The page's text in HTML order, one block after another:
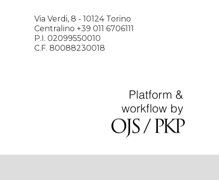
Via Verdi, 8 - 10124 Torino
Centralino +39 011 6706111
P.I. 02099550010
C.F. 80088230018